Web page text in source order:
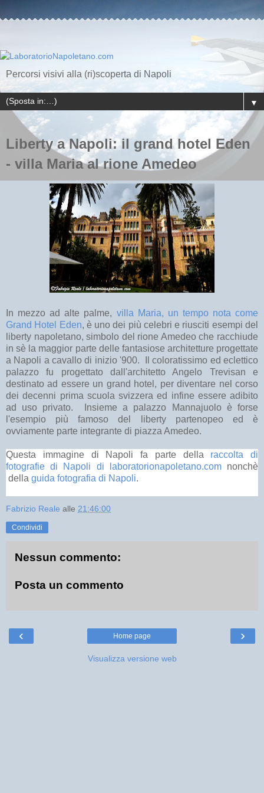
Percorsi visivi alla (ri)scoperta di Napoli
▼
Liberty a Napoli: il grand hotel Eden
- villa Maria al rione Amedeo
In mezzo ad alte palme, villa Maria, un tempo nota come
Grand Hotel Eden, è uno dei più celebri e riusciti esempi del
liberty napoletano, simbolo del rione Amedeo che racchiude
in sè la maggior parte delle fantasiose architetture progettate
a Napoli a cavallo di inizio '900. Il coloratissimo ed eclettico
palazzo fu progettato dall'architetto Angelo Trevisan e
destinato ad essere un grand hotel, per diventare nel corso
dei decenni prima scuola svizzera ed infine essere adibito
ad uso privato. Insieme a palazzo Mannajuolo è forse
l'esempio più famoso del liberty partenopeo ed è
ovviamente parte integrante di piazza Amedeo.
Questa immagine di Napoli fa parte della raccolta di
fotografie di Napoli di laboratorionapoletano.comnonchè
della guida fotografia di Napoli.
Fabrizio Reale alle 21:46:00
Condividi
Nessun commento:
Posta un commento
‹ ›
Home page
Visualizza versione web